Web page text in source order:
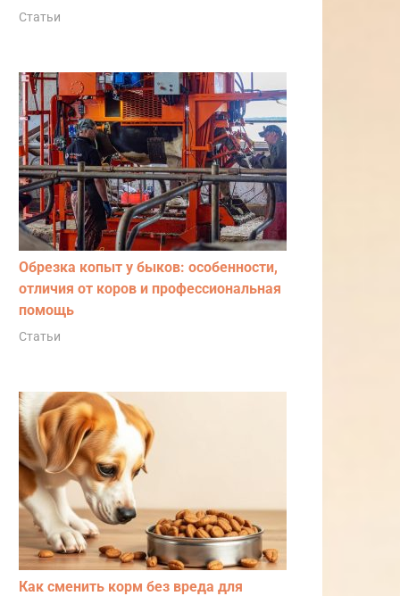
Статьи
Обрезка копыт у быков: особенности,
отличия от коров и профессиональная
помощь
Статьи
Как сменить корм без вреда для